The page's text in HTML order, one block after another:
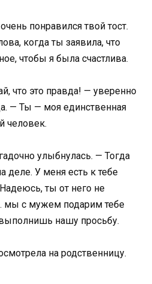
понравился твой тост.
когда ты заявила, что
чтобы я была счастлива.
что это правда! — уверенно
— Ты — моя единственная
человек.
улыбнулась. — Тогда
деле. У меня есть к тебе
ты от него не
мы с мужем подарим тебе
нашу просьбу.
на родственницу.